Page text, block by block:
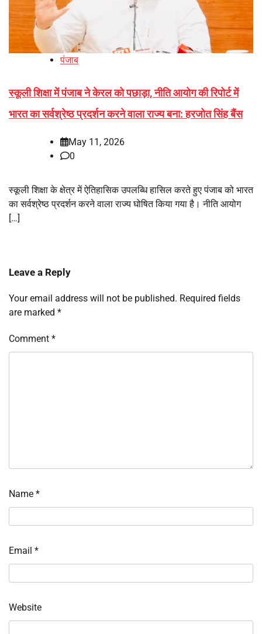
पंजाब
स्कूली शिक्षा में पंजाब ने केरल को पछाड़ा, नीति आयोग की रिपोर्ट में
भारत का सर्वश्रेष्ठ प्रदर्शन करने वाला राज्य बना: हरजोत सिंह बैंस
May 11, 2026
0
स्कूली शिक्षा के क्षेत्र में ऐतिहासिक उपलब्धि हासिल करते हुए पंजाब को भारत
का सर्वश्रेष्ठ प्रदर्शन करने वाला राज्य घोषित किया गया है। नीति आयोग
[…]
Leave a Reply
Your email address will not be published. Required fields
are marked *
Comment *
Name *
Email *
Website